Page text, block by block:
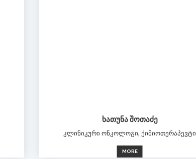
ᲮᲐᲗᲣᲜᲐ ᲨᲝᲗᲐᲫᲔ
კლინიკური ონკოლოგი, ქიმიოთერაპევტი
MORE